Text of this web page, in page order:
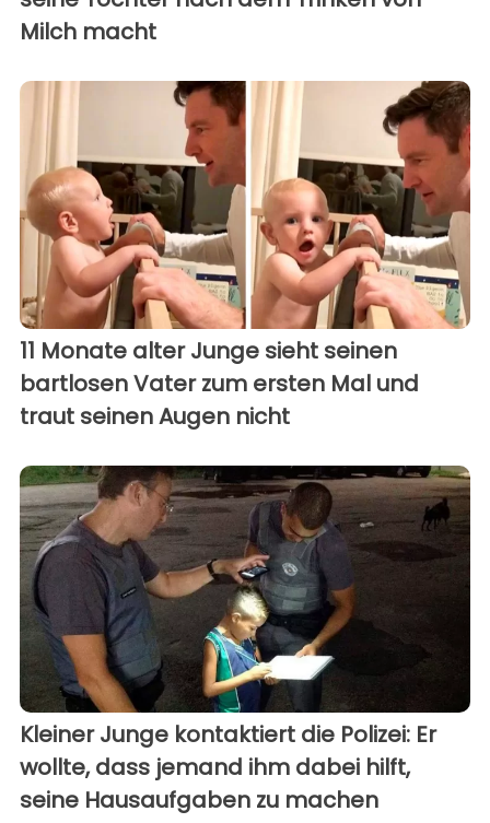
Milch macht
11 Monate alter Junge sieht seinen
bartlosen Vater zum ersten Mal und
traut seinen Augen nicht
Kleiner Junge kontaktiert die Polizei: Er
wollte, dass jemand ihm dabei hilft,
seine Hausaufgaben zu machen